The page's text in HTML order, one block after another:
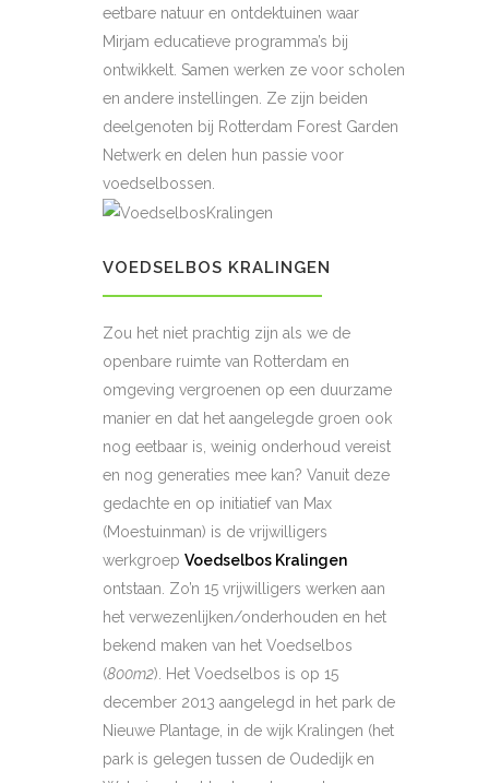
eetbare natuur en ontdektuinen waar
Mirjam educatieve programma’s bij
ontwikkelt. Samen werken ze voor scholen
en andere instellingen. Ze zijn beiden
deelgenoten bij Rotterdam Forest Garden
Netwerk en delen hun passie voor
voedselbossen.
VOEDSELBOS KRALINGEN
Zou het niet prachtig zijn als we de
openbare ruimte van Rotterdam en
omgeving vergroenen op een duurzame
manier en dat het aangelegde groen ook
nog eetbaar is, weinig onderhoud vereist
en nog generaties mee kan? Vanuit deze
gedachte en op initiatief van Max
(Moestuinman) is de vrijwilligers
werkgroep Voedselbos Kralingen
ontstaan. Zo’n 15 vrijwilligers werken aan
het verwezenlijken/onderhouden en het
bekend maken van het Voedselbos
(800m2). Het Voedselbos is op 15
december 2013 aangelegd in het park de
Nieuwe Plantage, in de wijk Kralingen (het
park is gelegen tussen de Oudedijk en